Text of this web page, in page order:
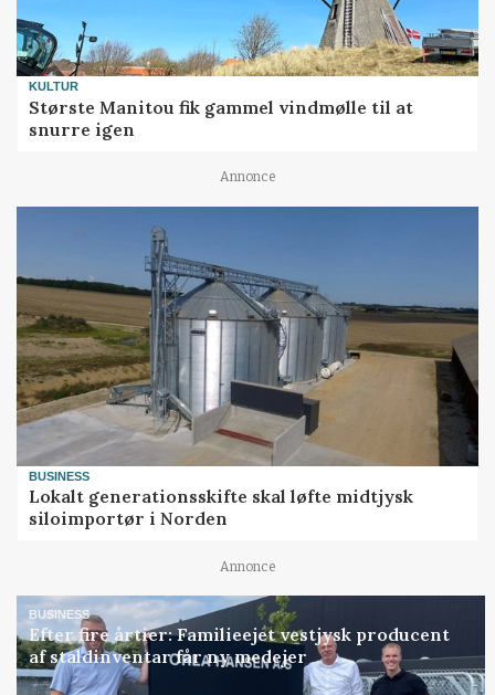
KULTUR
Største Manitou fik gammel vindmølle til at
snurre igen
Annonce
BUSINESS
Lokalt generationsskifte skal løfte midtjysk
siloimportør i Norden
Annonce
BUSINESS
Efter fire årtier: Familieejet vestjysk producent
af staldinventar får ny medejer